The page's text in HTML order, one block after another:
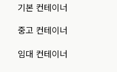
기본 컨테이너
중고 컨테이너
임대 컨테이너